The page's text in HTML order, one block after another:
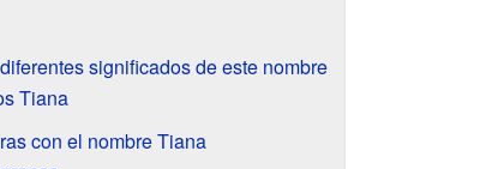
significados de este nombre
Tiana
con el nombre Tiana